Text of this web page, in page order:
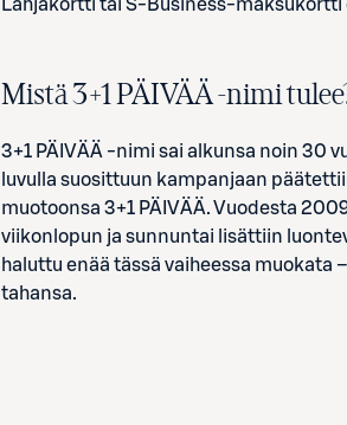
Lahjakortti tai S-Business-maksukortti
Mistä3+1PÄIVÄÄ -nimi
3+1 PÄIVÄÄ -nimi sai alkunsa noin 30
luvulla suosittuun kampanjaan
muotoonsa 3+1 PÄIVÄÄ. Vuodesta
viikonlopun ja sunnuntai lisättiin
haluttu enää tässä vaiheessa muokata
tahansa.